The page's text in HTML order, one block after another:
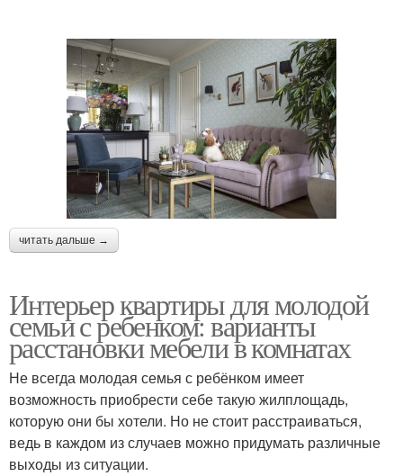
читать дальше →
Интерьер квартиры для молодой
семьи с ребенком: варианты
расстановки мебели в комнатах
Не всегда молодая семья с ребёнком имеет
возможность приобрести себе такую жилплощадь,
которую они бы хотели. Но не стоит расстраиваться,
ведь в каждом из случаев можно придумать различные
выходы из ситуации.